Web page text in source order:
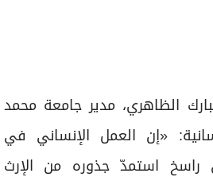
الظاهري، مدير جامعة محمد
«إن العمل الإنساني في
راسخ استمدّ جذوره من الإرث